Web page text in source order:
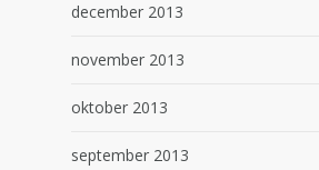
december 2013
november 2013
oktober 2013
september 2013